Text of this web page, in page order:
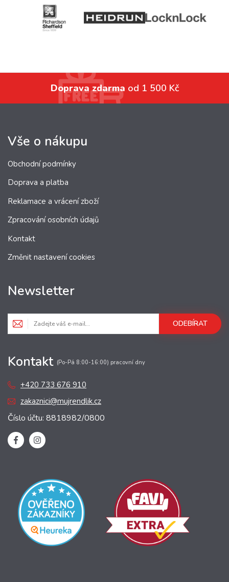
Doprava zdarma od 1 500 Kč
Vše o nákupu
Obchodní podmínky
Doprava a platba
Reklamace a vrácení zboží
Zpracování osobních údajů
Kontakt
Změnit nastavení cookies
Newsletter
ODEBÍRAT
Kontakt (Po-Pá 8:00-16:00) pracovní dny
+420 733 676 910
zakaznici@mujrendlik.cz
Číslo účtu: 8818982/0800